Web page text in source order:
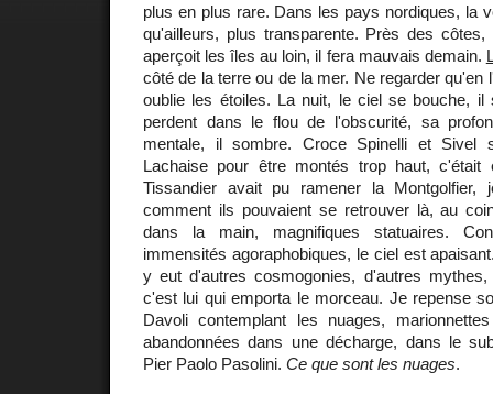
plus en plus rare. Dans les pays nordiques, la
qu'ailleurs, plus transparente. Près des
aperçoit les îles au loin, il fera mauvais demain.
côté de la terre ou de la mer. Ne regarder qu'en
oublie les étoiles. La nuit, le ciel se bouche, il
perdent dans le flou de l'obscurité, sa
mentale, il sombre. Croce Spinelli et Sivel
Lachaise pour être montés trop haut, c'était
Tissandier avait pu ramener la Montgolfier,
comment ils pouvaient se retrouver là, au
dans la main, magnifiques statuaires.
immensités agoraphobiques, le ciel est
y eut d'autres cosmogonies, d'autres
c'est lui qui emporta le morceau. Je repense
Davoli contemplant les nuages,
abandonnées dans une décharge, dans le
Pier Paolo Pasolini. Ce que sont les nuages.